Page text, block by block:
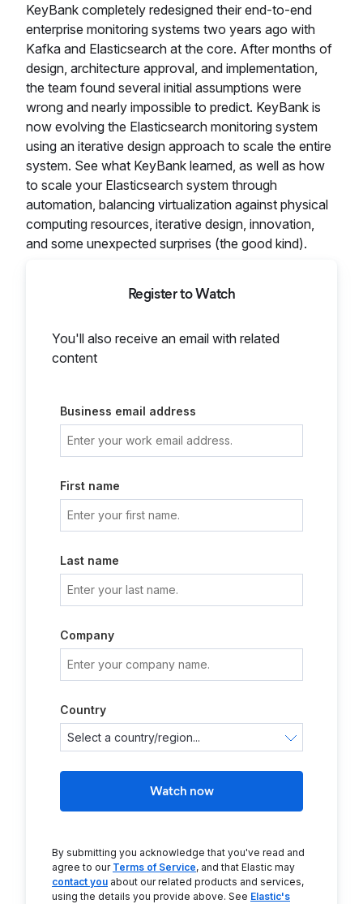
KeyBank completely redesigned their end-to-end
enterprise monitoring systems two years ago with
Kafka and Elasticsearch at the core. After months of
design, architecture approval, and implementation,
the team found several initial assumptions were
wrong and nearly impossible to predict. KeyBank is
now evolving the Elasticsearch monitoring system
using an iterative design approach to scale the entire
system. See what KeyBank learned, as well as how
to scale your Elasticsearch system through
automation, balancing virtualization against physical
computing resources, iterative design, innovation,
and some unexpected surprises (the good kind).
Register to Watch
You'll also receive an email with related
content
Business email address
First name
Last name
Company
Country
Watch now
By submitting you acknowledge that you've read and
agree to our Terms of Service, and that Elastic may
contact you about our related products and services,
using the details you provide above. See Elastic's